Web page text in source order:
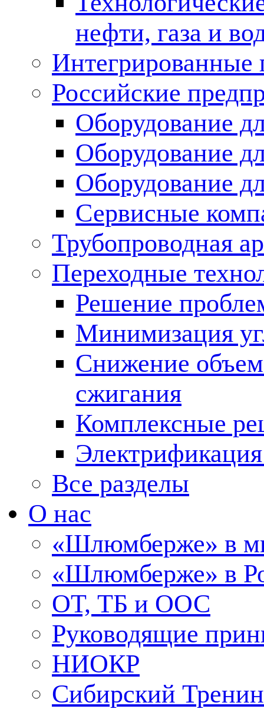
нефти, газа и
Российские
Оборудование
Оборудование
Оборудование
Сервисные
Трубопроводная
Переходные
Решение
Минимизация
Снижение
сжигания
Комплексные
Все разделы
О нас
«Шлюмберже» в
«Шлюмберже» в
ОТ, ТБ и ООС
Руководящие
НИОКР
Сибирский